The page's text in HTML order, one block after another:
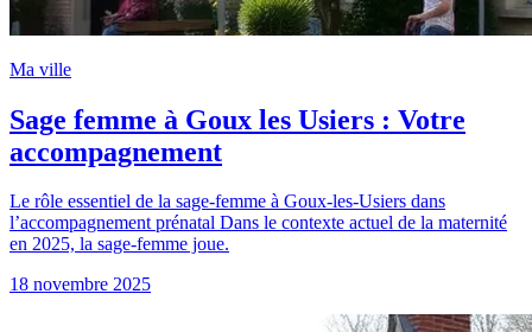
Ma ville
Sage femme à Goux les Usiers : Votre
accompagnement
Le rôle essentiel de la sage-femme à Goux-les-Usiers dans
l’accompagnement prénatal Dans le contexte actuel de la maternité
en 2025, la sage-femme joue.
18 novembre 2025